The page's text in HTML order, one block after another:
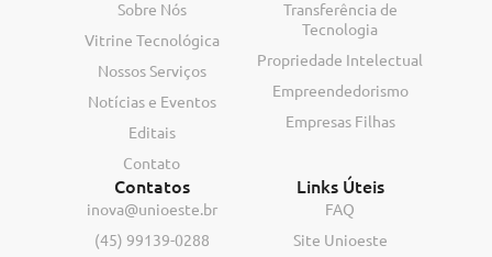
Sobre Nós
Vitrine Tecnológica
Nossos Serviços
Notícias e Eventos
Editais
Contato
Transferência de
Tecnologia
Propriedade Intelectual
Empreendedorismo
Empresas Filhas
Contatos
inova@unioeste.br
(45) 99139-0288
Links Úteis
FAQ
Site Unioeste